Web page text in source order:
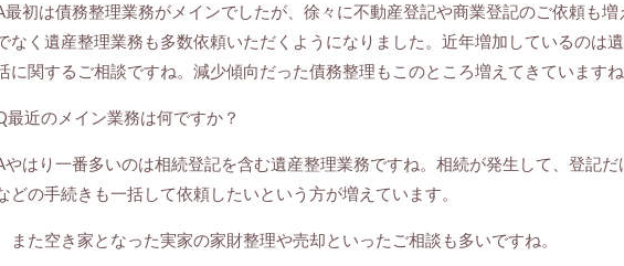
最初は債務整理業務がメインでしたが、徐々に不動産登記や商業登記のご依頼も
なく遺産整理業務も多数依頼いただくようになりました。近年増加しているのは
に関するご相談ですね。減少傾向だった債務整理もこのところ増えてきていますね
最近のメイン業務は何ですか？
やはり一番多いのは相続登記を含む遺産整理業務ですね。相続が発生して、登記
どの手続きも一括して依頼したいという方が増えています。
また空き家となった実家の家財整理や売却といったご相談も多いですね。